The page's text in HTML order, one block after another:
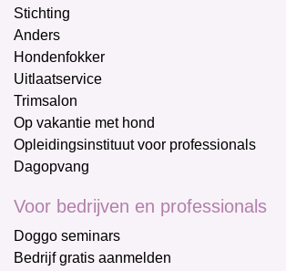
Stichting
Anders
Hondenfokker
Uitlaatservice
Trimsalon
Op vakantie met hond
Opleidingsinstituut voor professionals
Dagopvang
Voor bedrijven en professionals
Doggo seminars
Bedrijf gratis aanmelden